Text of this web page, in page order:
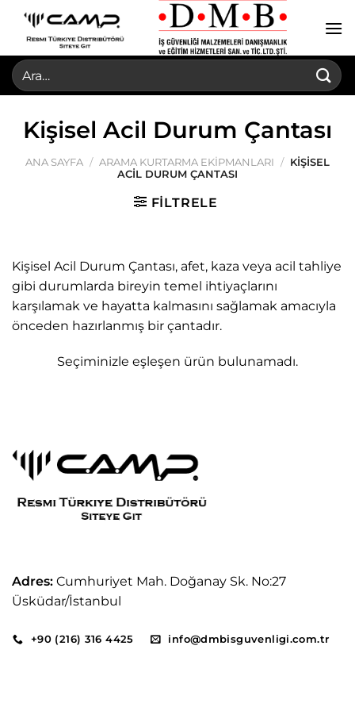
İçeriğe
Ara:
Kişisel Acil Durum Çantası
ANA SAYFA / ARAMA KURTARMA EKIPMANLARI /
KIŞISEL
ACIL DURUM ÇANTASI
FILTRELE
Kişisel Acil Durum Çantası, afet, kaza veya acil tahliye
gibi durumlarda bireyin temel ihtiyaçlarını
karşılamak ve hayatta kalmasını sağlamak amacıyla
önceden hazırlanmış bir çantadır.
Seçiminizle eşleşen ürün bulunamadı.
Adres: Cumhuriyet Mah. Doğanay Sk. No:27
Üsküdar/İstanbul
+90 (216) 316 4425 info@dmbisguvenligi.com.tr